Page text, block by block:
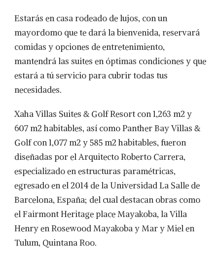
Estarás en casa rodeado de lujos, con un
mayordomo que te dará la bienvenida, reservará
comidas y opciones de entretenimiento,
mantendrá las suites en óptimas condiciones y que
estará a tú servicio para cubrir todas tus
necesidades.
Xaha Villas Suites & Golf Resort con 1,263 m2 y
607 m2 habitables, así como Panther Bay Villas &
Golf con 1,077 m2 y 585 m2 habitables, fueron
diseñadas por el Arquitecto Roberto Carrera,
especializado en estructuras paramétricas,
egresado en el 2014 de la Universidad La Salle de
Barcelona, España; del cual destacan obras como
el Fairmont Heritage place Mayakoba, la Villa
Henry en Rosewood Mayakoba y Mar y Miel en
Tulum, Quintana Roo.